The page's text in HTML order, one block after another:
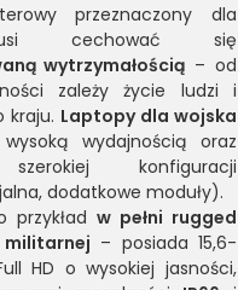
przeznaczony dla
cechować się
wytrzymałością – od
zależy życie ludzi i
kraju. Laptopy dla wojska
wydajnością oraz
szerokiej konfiguracji
dodatkowe moduły).
przykładw pełni rugged
– posiada 15,6-
HD o wysokiej jasności,